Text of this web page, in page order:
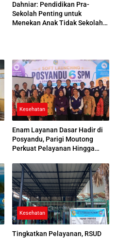
Dahniar: Pendidikan Pra-
Sekolah Penting untuk
Menekan Anak Tidak Sekolah
Kesehatan
Enam Layanan Dasar Hadir di
Posyandu, Parigi Moutong
Perkuat Pelayanan Hingga
Kesehatan
Tingkatkan Pelayanan, RSUD